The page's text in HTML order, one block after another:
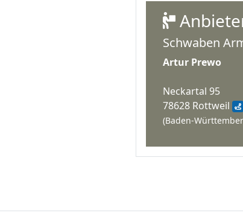
Schwaben
Artur Prewo
Neckartal 95
78628 Rottweil
(Baden-